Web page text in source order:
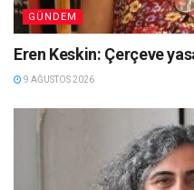
GÜNDEM
Eren Keskin: Çerçeve
9 AĞUSTOS 2026